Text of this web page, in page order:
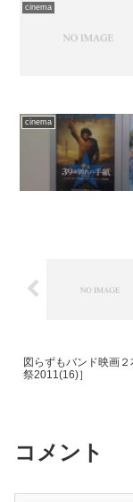
cinema
cinema
図らずもバンド映画
祭2011(16)］
コメント